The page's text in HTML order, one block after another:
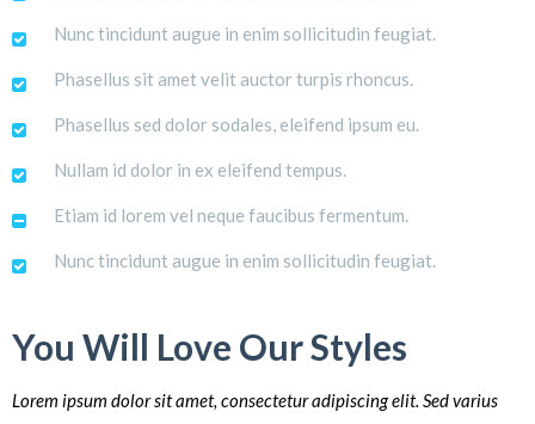
Nunc tincidunt augue in enim sollicitudin feugiat.
Phasellus sit amet velit auctor turpis rhoncus.
Phasellus sed dolor sodales, eleifend ipsum eu.
Nullam id dolor in ex eleifend tempus.
Etiam id lorem vel neque faucibus fermentum.
Nunc tincidunt augue in enim sollicitudin feugiat.
You Will Love Our Styles
Lorem ipsum dolor sit amet, consectetur adipiscing elit. Sed varius